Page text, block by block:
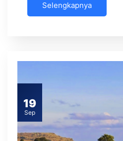
Selengkapnya
19
Sep